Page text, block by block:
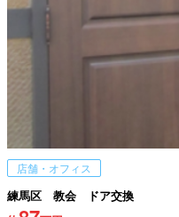
店舗・オフィス
練馬区 教会 ドア交換